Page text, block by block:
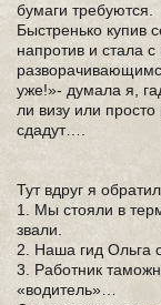
бумаги требуются.
Быстренько купив
напротив и стала
уже!»- думала я,
ли визу или
сдадут….
Тут вдруг я
1. Мы стояли в
звали.
2. Наша гид Ольга
3. Работник
«водитель»…